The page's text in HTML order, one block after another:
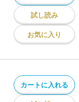
試し読み
お気に入り
カートに入れる